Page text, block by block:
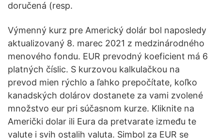
doručená (resp.
Výmenný kurz pre Americký dolár bol naposledy
aktualizovaný 8. marec 2021 z medzinárodného
menového fondu. EUR prevodný koeficient má 6
platných číslic. S kurzovou kalkulačkou na
prevod mien rýchlo a ľahko prepočítate, koľko
kanadských dolárov dostanete za vami zvolené
množstvo eur pri súčasnom kurze. Kliknite na
Američki dolar ili Eura da pretvarate između te
valute i svih ostalih valuta. Simbol za EUR se